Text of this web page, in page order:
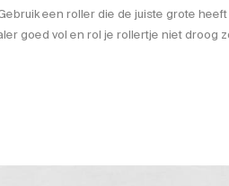
een roller die de juiste grote
goed vol en rol je rollertje niet droog